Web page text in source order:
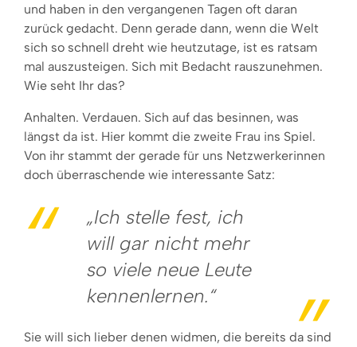
und haben in den vergangenen Tagen oft daran
zurück gedacht. Denn gerade dann, wenn die Welt
sich so schnell dreht wie heutzutage, ist es ratsam
mal auszusteigen. Sich mit Bedacht rauszunehmen.
Wie seht Ihr das?
Anhalten. Verdauen. Sich auf das besinnen, was
längst da ist. Hier kommt die zweite Frau ins Spiel.
Von ihr stammt der gerade für uns Netzwerkerinnen
doch überraschende wie interessante Satz:
„Ich stelle fest, ich
will gar nicht mehr
so viele neue Leute
kennenlernen.“
Sie will sich lieber denen widmen, die bereits da sind